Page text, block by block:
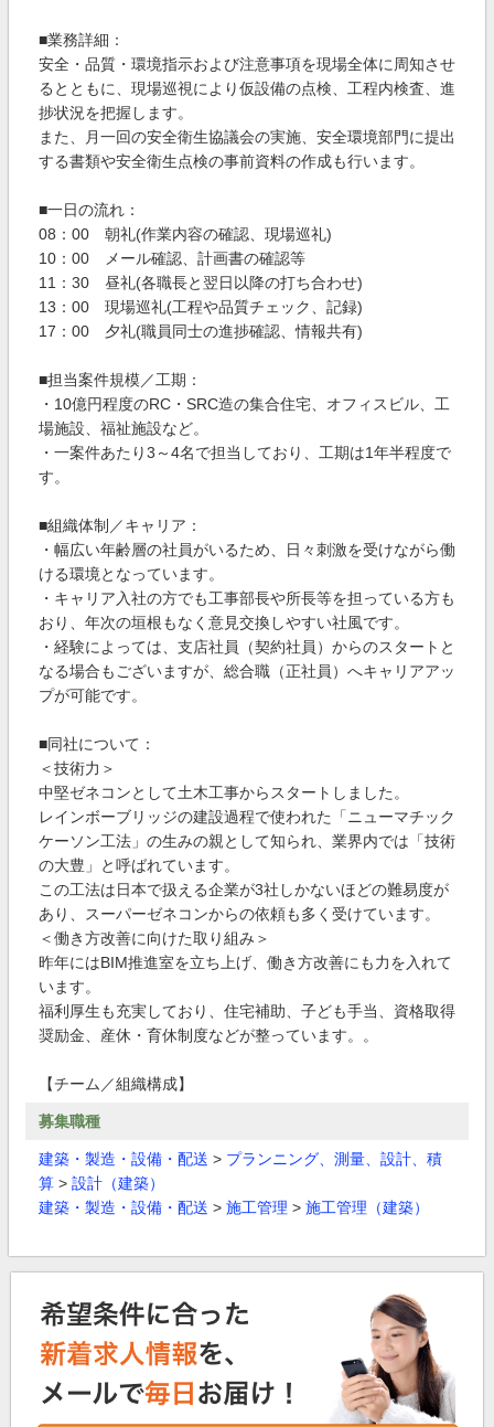
■業務詳細：
安全・品質・環境指示および注意事項を現場全体に周知させ
るとともに、現場巡視により仮設備の点検、工程内検査、進
捗状況を把握します。
また、月一回の安全衛生協議会の実施、安全環境部門に提出
する書類や安全衛生点検の事前資料の作成も行います。
■一日の流れ：
08：00 朝礼(作業内容の確認、現場巡礼)
10：00 メール確認、計画書の確認等
11：30 昼礼(各職長と翌日以降の打ち合わせ)
13：00 現場巡礼(工程や品質チェック、記録)
17：00 夕礼(職員同士の進捗確認、情報共有)
■担当案件規模／工期：
・10億円程度のRC・SRC造の集合住宅、オフィスビル、工
場施設、福祉施設など。
・一案件あたり3～4名で担当しており、工期は1年半程度で
す。
■組織体制／キャリア：
・幅広い年齢層の社員がいるため、日々刺激を受けながら働
ける環境となっています。
・キャリア入社の方でも工事部長や所長等を担っている方も
おり、年次の垣根もなく意見交換しやすい社風です。
・経験によっては、支店社員（契約社員）からのスタートと
なる場合もございますが、総合職（正社員）へキャリアアッ
プが可能です。
■同社について：
＜技術力＞
中堅ゼネコンとして土木工事からスタートしました。
レインボーブリッジの建設過程で使われた「ニューマチック
ケーソン工法」の生みの親として知られ、業界内では「技術
の大豊」と呼ばれています。
この工法は日本で扱える企業が3社しかないほどの難易度が
あり、スーパーゼネコンからの依頼も多く受けています。
＜働き方改善に向けた取り組み＞
昨年にはBIM推進室を立ち上げ、働き方改善にも力を入れて
います。
福利厚生も充実しており、住宅補助、子ども手当、資格取得
奨励金、産休・育休制度などが整っています。。
【チーム／組織構成】
募集職種
建築・製造・設備・配送 > プランニング、測量、設計、積
算 > 設計（建築）
建築・製造・設備・配送 > 施工管理 > 施工管理（建築）